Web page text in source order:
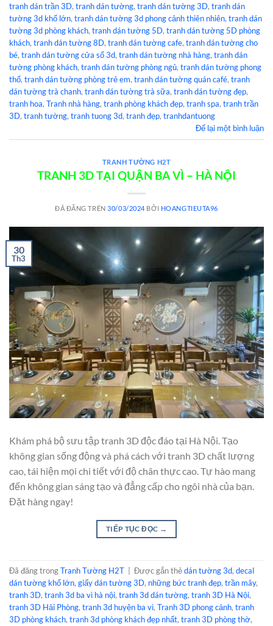
tranh dán trần 3D, tranh dán tường, tranh dán tường 3D, tranh dán
tường 3d khổ lớn, tranh dán tường 3d phong cảnh thiên nhiên, tranh dán
tường 3d phòng khách, tranh dán tường 5D, tranh dán tường 5D phòng
khách, tranh dán tường 8D, tranh dán tường cafe, tranh dán tường cho
bé, tranh dán tường cửa sổ 3d, tranh dán tường nhà hàng, tranh dán
tường phòng khách, tranh dán tường phòng ngủ, tranh dán tường phong
thổ, tranh dán tường phòng trẻ em, tranh dán tường quán café, tranh
dán tường trà chanh, tranh dán tường trà sữa, tranh dán tường đẹp,
tranh hoa, Tranh nhà hàng, tranh phòng khách đẹp, tranh spa, tranh trần
3D, tranh tường, tranh tuong 3d, tranh đẹp, tranhdantuong
Để lại một bình luận
TRANH TƯỜNG H2T
TRANH 3D TẠI QUẬN BA VÌ – HÀ NỘI
ĐÃ ĐĂNG TRÊN30/03/2024 BỞI HOANGTIEUTA96
30
Th3
Khám phá bộ sưu tập tranh 3D độc đáo tại Hà Nội. Tạo
không gian sống động và phá cách với tranh 3D chất lượng
cao, tái hiện mọi chi tiết với độ chân thực cao. Tự hào mang
đến không gian sáng tạo và đẳng cấp cho ngôi nhà của bạn.
Đặt hàng ngay!
TIẾP TỤC ĐỌC →
Đã đăng trongTranh Tường H2T Được gắn thẻdán tường 3d, decal
dán tường khổ lớn, giấy dán tường 3D, những bức tranh đẹp, trần mây,
tranh 3D, tranh 3d ba vì hà nội, tranh 3d dán tường, tranh 3D Hà Nội,
tranh 3D Hải Phòng, tranh 3d huyện ba vì, Tranh 3D phong cảnh, tranh
3D phòng khách, tranh 3d phòng khách đẹp nhất, tranh 3D phòng thờ,